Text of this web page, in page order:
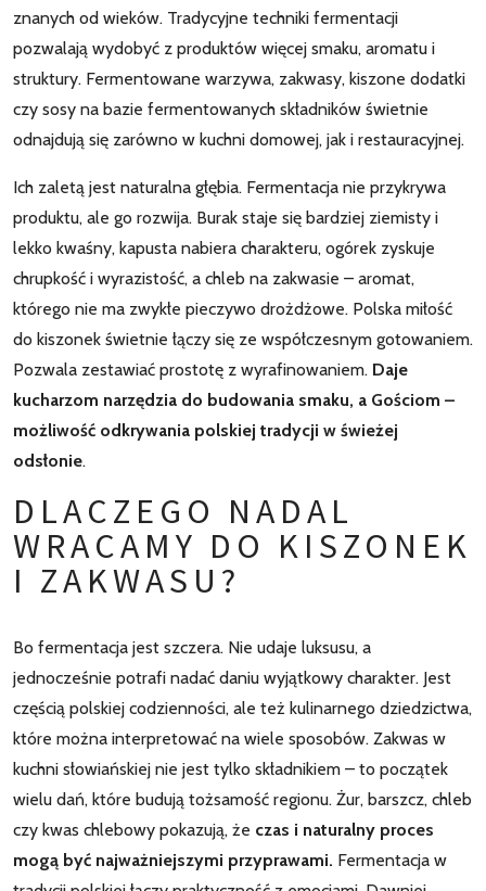
znanych od wieków. Tradycyjne techniki fermentacji
pozwalają wydobyć z produktów więcej smaku, aromatu i
struktury. Fermentowane warzywa, zakwasy, kiszone dodatki
czy sosy na bazie fermentowanych składników świetnie
odnajdują się zarówno w kuchni domowej, jak i restauracyjnej.
Ich zaletą jest naturalna głębia. Fermentacja nie przykrywa
produktu, ale go rozwija. Burak staje się bardziej ziemisty i
lekko kwaśny, kapusta nabiera charakteru, ogórek zyskuje
chrupkość i wyrazistość, a chleb na zakwasie – aromat,
którego nie ma zwykłe pieczywo drożdżowe. Polska miłość
do kiszonek świetnie łączy się ze współczesnym gotowaniem.
Pozwala zestawiać prostotę z wyrafinowaniem. Daje
kucharzom narzędzia do budowania smaku, a Gościom –
możliwość odkrywania polskiej tradycji w świeżej
odsłonie.
DLACZEGO NADAL
WRACAMY DO KISZONEK
I ZAKWASU?
Bo fermentacja jest szczera. Nie udaje luksusu, a
jednocześnie potrafi nadać daniu wyjątkowy charakter. Jest
częścią polskiej codzienności, ale też kulinarnego dziedzictwa,
które można interpretować na wiele sposobów. Zakwas w
kuchni słowiańskiej nie jest tylko składnikiem – to początek
wielu dań, które budują tożsamość regionu. Żur, barszcz, chleb
czy kwas chlebowy pokazują, że czas i naturalny proces
mogą być najważniejszymi przyprawami. Fermentacja w